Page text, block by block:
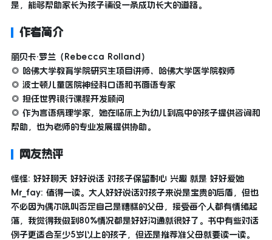
是，能够帮助家长为孩子铺设一条成功长大的道路。
作者简介
丽贝卡·罗兰（Rebecca Rolland）
◎ 哈佛大学教育学院研究生项目讲师、哈佛大学医学院教师
◎ 波士顿儿童医院神经科口语和书面语专家
◎ 担任世界银行课程开发顾问
◎ 作为言语病理学家，她在临床上为幼儿到高中的孩子提供咨询和
帮助，也为老师的专业发展提供协助。
网友热评
怪怪: 好好聊天 好好说话 对孩子保留耐心 兴趣 就是 好好爱她
Mr_fay: 值得一读。大人好好说话对孩子来说是宝贵的后盾，但也
不必因为偶尔吼叫否定自己是糟糕的父母，接受每个人都有情绪起
落，我觉得我做到80%情况都是好好沟通就很好了。书中有些对话
例子更适合至少5岁以上的孩子，但还是推荐准父母就要读一读。